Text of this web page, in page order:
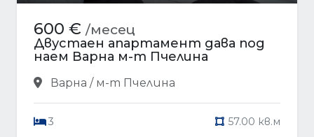
600 € /месец
Двустаен апартамент дава под
наем Варна м-т Пчелина
Варна / м-т Пчелина
3 57.00 кв.м